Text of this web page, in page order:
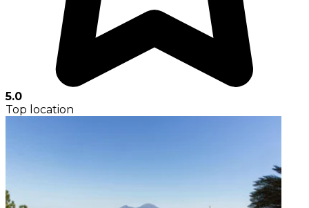
5.0
Top location